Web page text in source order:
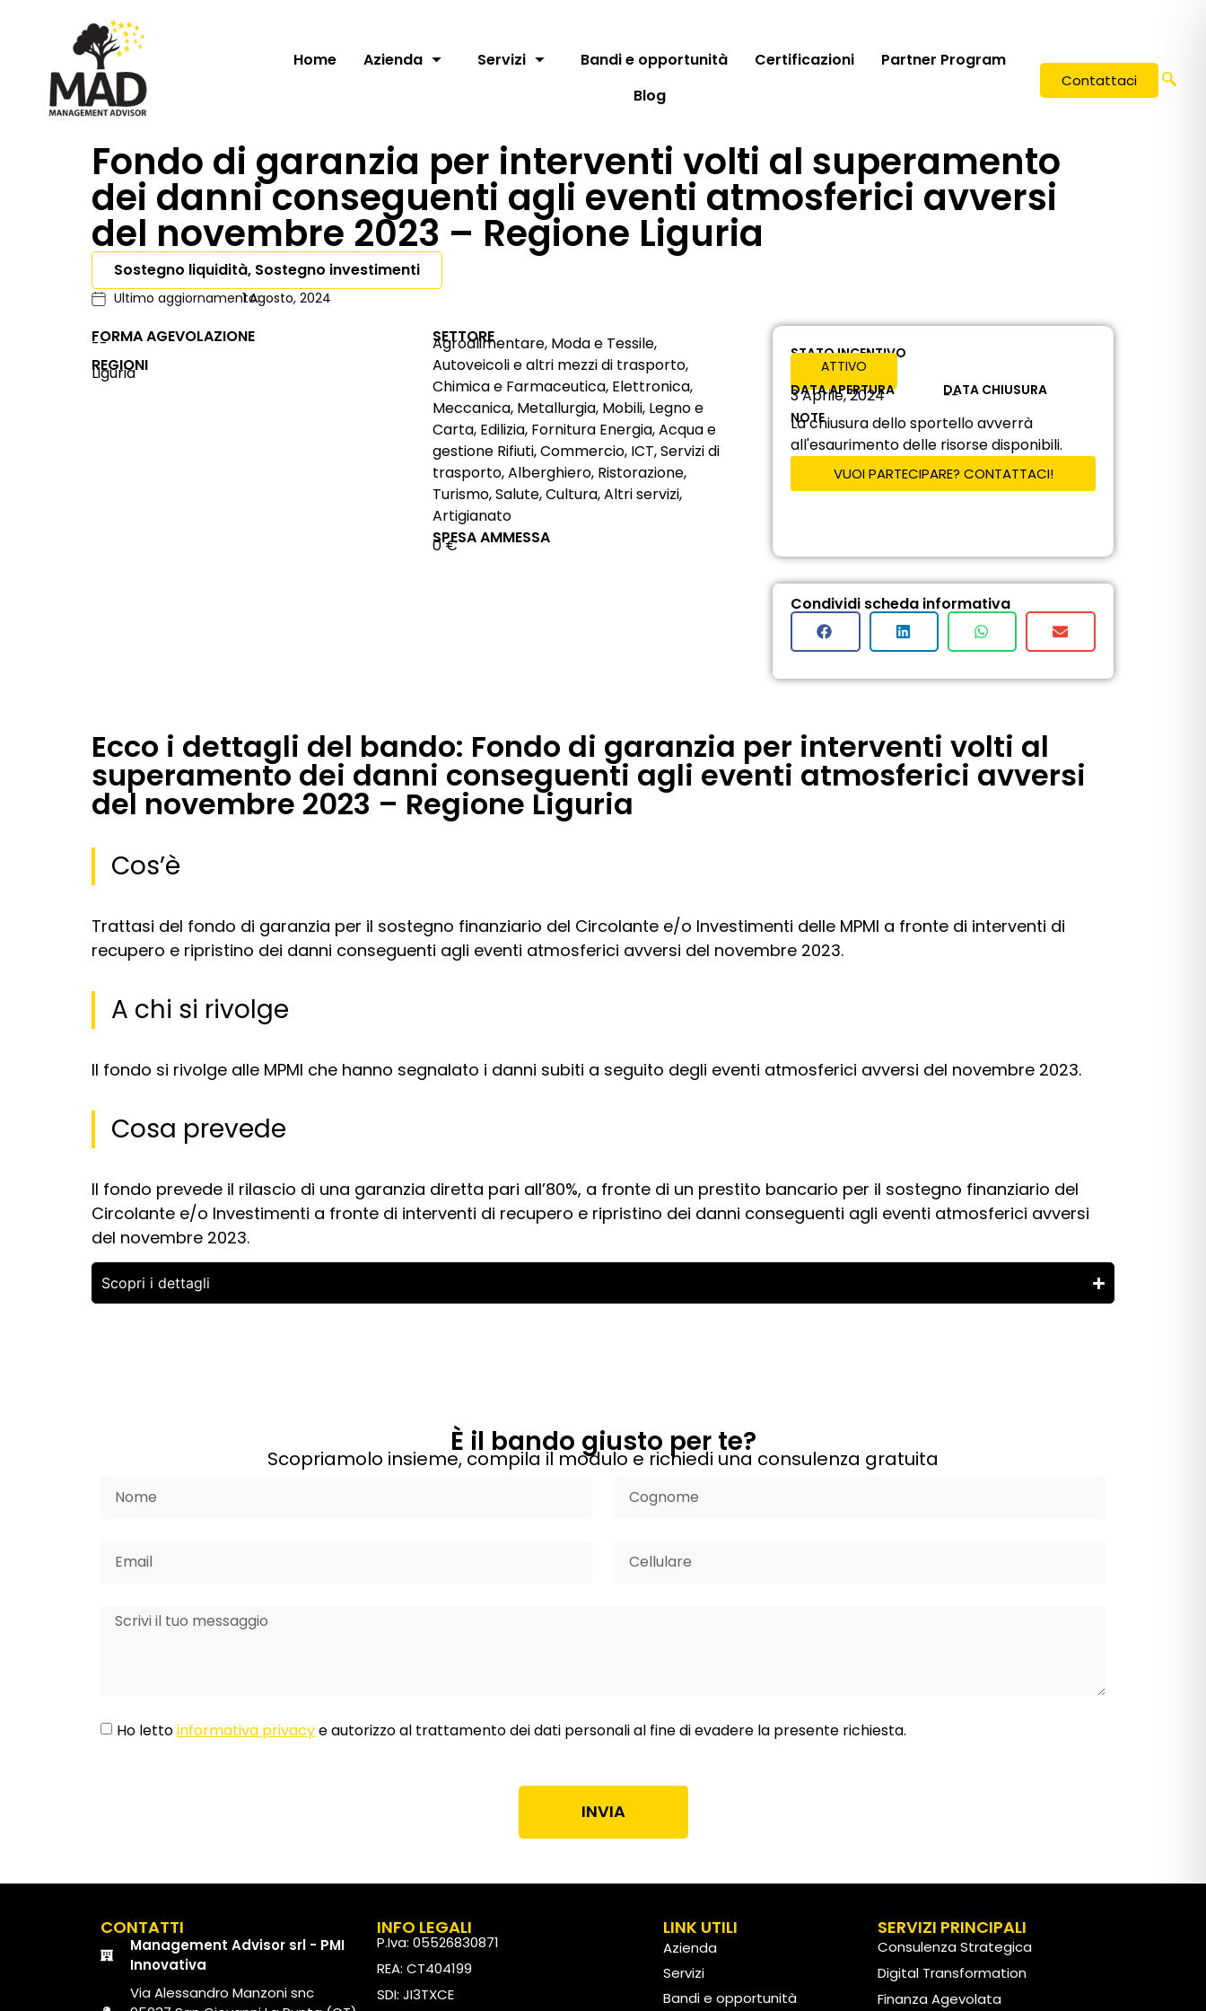
Home Azienda Servizi Bandi e opportunità Certificazioni
Partner Program
Blog
Contattaci
Fondo di garanzia per interventi volti al superamento
dei danni conseguenti agli eventi atmosferici avversi
del novembre 2023 – Regione Liguria
Sostegno liquidità, Sostegno investimenti
Ultimo aggiornamento:1 Agosto, 2024
FORMA AGEVOLAZIONE
--
REGIONI
Liguria
SETTORE
Agroalimentare, Moda e Tessile,
Autoveicoli e altri mezzi di trasporto,
Chimica e Farmaceutica, Elettronica,
Meccanica, Metallurgia, Mobili, Legno e
Carta, Edilizia, Fornitura Energia, Acqua e
gestione Rifiuti, Commercio, ICT, Servizi di
trasporto, Alberghiero, Ristorazione,
Turismo, Salute, Cultura, Altri servizi,
Artigianato
SPESA AMMESSA
0 €
STATO INCENTIVO
ATTIVO
DATA APERTURA
DATA CHIUSURA
3 Aprile, 2024 --
NOTE
La chiusura dello sportello avverrà
all'esaurimento delle risorse disponibili.
VUOI PARTECIPARE? CONTATTACI!
Condividi scheda informativa
Ecco i dettagli del bando: Fondo di garanzia per interventi volti al
superamento dei danni conseguenti agli eventi atmosferici avversi
del novembre 2023 – Regione Liguria
Cos’è
Trattasi del fondo di garanzia per il sostegno finanziario del Circolante e/o Investimenti delle MPMI a fronte di interventi di
recupero e ripristino dei danni conseguenti agli eventi atmosferici avversi del novembre 2023.
A chi si rivolge
Il fondo si rivolge alle MPMI che hanno segnalato i danni subiti a seguito degli eventi atmosferici avversi del novembre 2023.
Cosa prevede
Il fondo prevede il rilascio di una garanzia diretta pari all’80%, a fronte di un prestito bancario per il sostegno finanziario del
Circolante e/o Investimenti a fronte di interventi di recupero e ripristino dei danni conseguenti agli eventi atmosferici avversi
del novembre 2023.
Scopri i dettagli
È il bando giusto per te?
Scopriamolo insieme, compila il modulo e richiedi una consulenza gratuita
Ho lettoinformativa privacye autorizzo al trattamento dei dati personali al fine di evadere la presente richiesta.
INVIA
CONTATTI
Management Advisor srl - PMI
Innovativa
Via Alessandro Manzoni snc
INFO LEGALI
P.Iva: 05526830871
REA: CT404199
SDI: JI3TXCE
LINK UTILI
Azienda
Servizi
Bandi e opportunità
SERVIZI PRINCIPALI
Consulenza Strategica
Digital Transformation
Finanza Agevolata